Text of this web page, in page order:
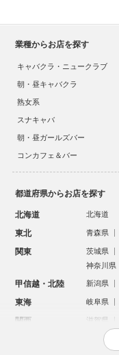
業種からお店を探す
キャバクラ・ニュークラブ
朝・昼キャバクラ
熟女系
スナキャバ
朝・昼ガールズバー
コンカフェ＆バー
都道府県からお店を探す
北海道 北海道
東北 青森県
関東 茨城県
神奈川県
甲信越・北陸 新潟県
東海 岐阜県
関西 滋賀県
鳥取県